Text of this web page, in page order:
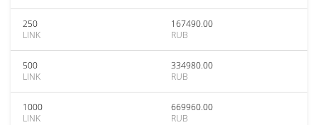
250
LINK
167490.00
RUB
500
LINK
334980.00
RUB
1000
LINK
669960.00
RUB